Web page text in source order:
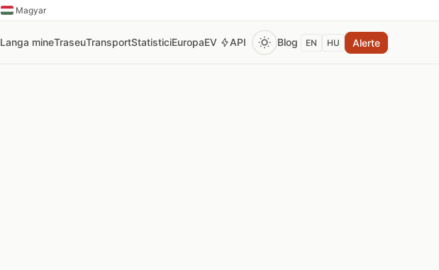
Magyar
Langa mineTraseuTransportStatisticiEuropaEV API Blog EN HU Alerte